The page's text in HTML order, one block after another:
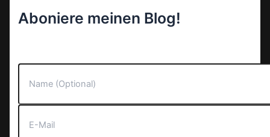
Aboniere meinen Blog!